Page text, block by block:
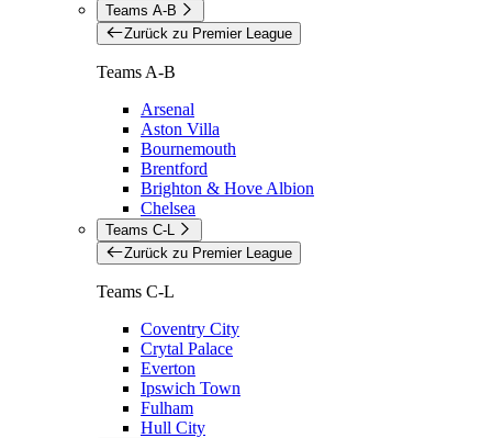
Teams A-B
Zurück zu Premier League
Teams A-B
Arsenal
Aston Villa
Bournemouth
Brentford
Brighton & Hove Albion
Chelsea
Teams C-L
Zurück zu Premier League
Teams C-L
Coventry City
Crytal Palace
Everton
Ipswich Town
Fulham
Hull City